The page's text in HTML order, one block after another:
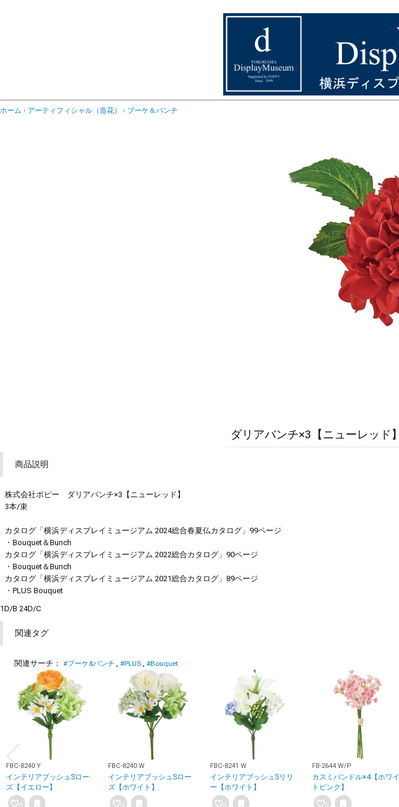
ホーム アーティフィシャル（造花） ブーケ＆バンチ
ダリアバンチ×3【ニューレッド】
商品説明
株式会社ポピー ダリアバンチ×3【ニューレッド】
3本/束
カタログ「横浜ディスプレイミュージアム 2024総合春夏仏カタログ」99ページ
・Bouquet＆Bunch
カタログ「横浜ディスプレイミュージアム 2022総合カタログ」90ページ
・Bouquet＆Bunch
カタログ「横浜ディスプレイミュージアム 2021総合カタログ」89ページ
・PLUS Bouquet
1D/B 24D/C
関連タグ
関連サーチ： #ブーケ&バンチ #PLUS #Bouquet
FBC-8240 Y
インテリアブッシュSロー
ズ【イエロー】
0
FBC-8240 W
インテリアブッシュSロー
ズ【ホワイト】
0
FBC-8241 W
インテリアブッシュSリリ
ー【ホワイト】
0
FB-2644 W/P
カスミバンドル×4【ホワイ
トピンク】
0